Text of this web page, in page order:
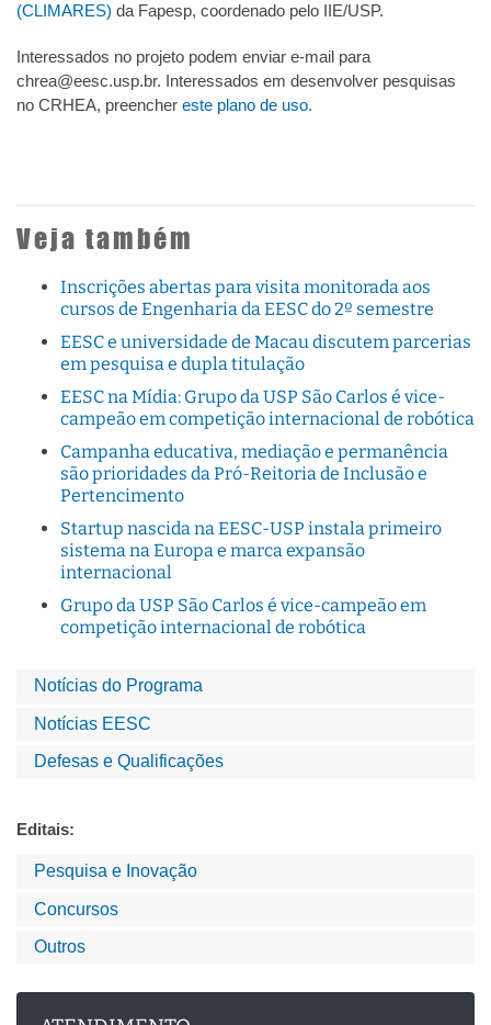
Notícias do Programa
Notícias EESC
Defesas e Qualificações
Editais:
Pesquisa e Inovação
Concursos
Outros
(CLIMARES) da Fapesp, coordenado pelo IIE/USP.
Interessados no projeto podem enviar e-mail para
chrea@eesc.usp.br. Interessados em desenvolver pesquisas
no CRHEA, preencher este plano de uso.
Veja também
Inscrições abertas para visita monitorada aos
cursos de Engenharia da EESC do 2º semestre
EESC e universidade de Macau discutem parcerias
em pesquisa e dupla titulação
EESC na Mídia: Grupo da USP São Carlos é vice-
campeão em competição internacional de robótica
Campanha educativa, mediação e permanência
são prioridades da Pró-Reitoria de Inclusão e
Pertencimento
Startup nascida na EESC-USP instala primeiro
sistema na Europa e marca expansão
internacional
Grupo da USP São Carlos é vice-campeão em
competição internacional de robótica